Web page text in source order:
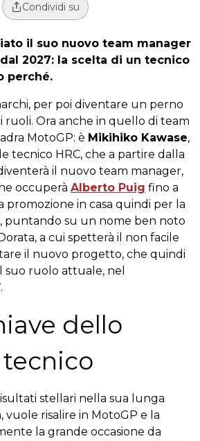
Condividi su
il suo nuovo team manager
2027: la scelta di un tecnico
perché.
per poi diventare un perno
ruoli. Ora anche in quello di team
MotoGP: è Mikihiko Kawase,
tecnico HRC, che a partire dalla
il nuovo team manager,
occuperà Alberto Puig fino a
promozione in casa quindi per la
puntando su un nome ben noto
a cui spetterà il non facile
il nuovo progetto, che quindi
suo ruolo attuale, nel
dello
stellari nella sua lunga
vuole risalire in MotoGP e la
la grande occasione da